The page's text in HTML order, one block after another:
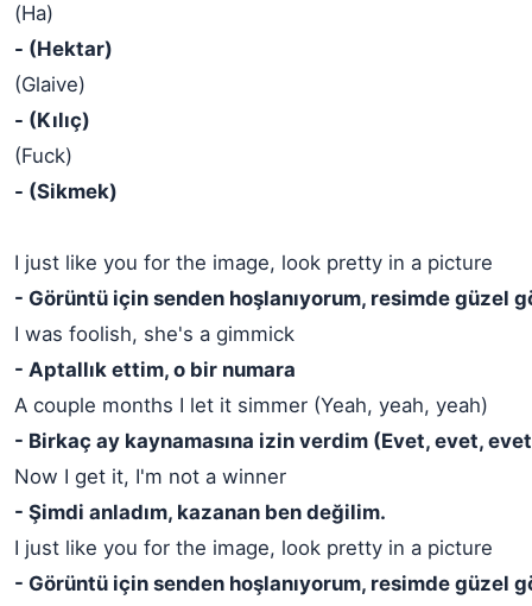
(Ha)
- (Hektar)
(Glaive)
- (Kılıç)
(Fuck)
- (Sikmek)
I just like you for the image, look pretty in a picture
- Görüntü için senden hoşlanıyorum, resimde güzel
I was foolish, she's a gimmick
- Aptallık ettim, o bir numara
A couple months I let it simmer (Yeah, yeah, yeah)
- Birkaç ay kaynamasına izin verdim (Evet, evet,
Now I get it, I'm not a winner
- Şimdi anladım, kazanan ben değilim.
I just like you for the image, look pretty in a picture
- Görüntü için senden hoşlanıyorum, resimde güzel